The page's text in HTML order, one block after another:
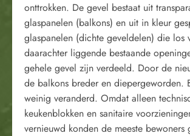
onttrokken. De gevel bestaat uit
glaspanelen (balkons) en uit in kleur
glaspanelen (dichte geveldelen) die los
daarachter liggende bestaande
gehele gevel zijn verdeeld. Door de
de balkons breder en diepergeworden.
weinig veranderd. Omdat alleen
keukenblokken en sanitaire
vernieuwd konden de meeste bewoners